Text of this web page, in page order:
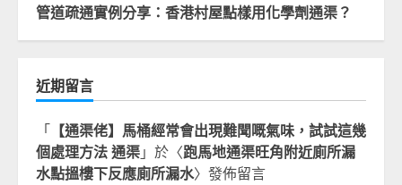
管道疏通實例分享：香港村屋點樣用化學劑通渠？
近期留言
「 【通渠佬】馬桶經常會出現難聞嘅氣味，試試這幾
個處理方法 通渠」於〈跑馬地通渠旺角附近廁所漏
水點搵樓下反應廁所漏水〉發佈留言